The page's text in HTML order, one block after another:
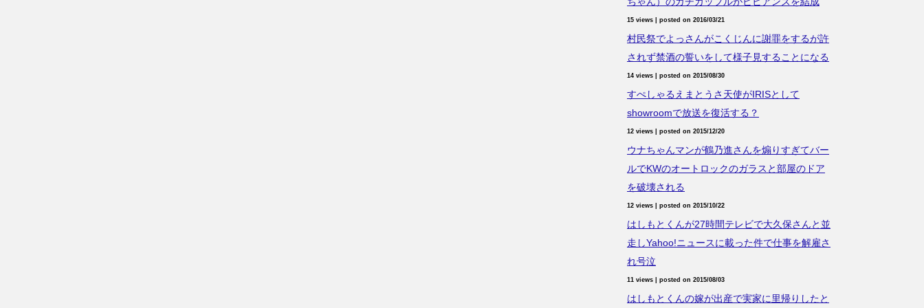
15 views posted on 2016/03/21
村民祭でよっさんがこくじんに謝罪をするが許
されず禁酒の誓いをして様子見することになる
14 views posted on 2015/08/30
すぺしゃるえまとうさ天使がIRISとして
showroomで放送を復活する？
12 views posted on 2015/12/20
ウナちゃんマンが鶴乃進さんを煽りすぎてバー
ルでKWのオートロックのガラスと部屋のドア
を破壊される
12 views posted on 2015/10/22
はしもとくんが27時間テレビで大久保さんと並
走しYahoo!ニュースに載った件で仕事を解雇さ
れ号泣
11 views posted on 2015/08/03
はしもとくんの嫁が出産で実家に里帰りしたと